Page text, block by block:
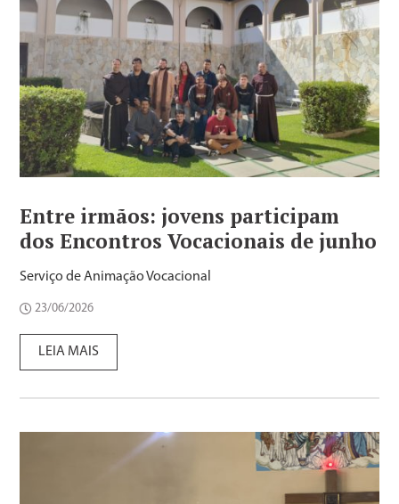
Entre irmãos: jovens participam
dos Encontros Vocacionais de junho
Serviço de Animação Vocacional
23/06/2026
LEIA MAIS